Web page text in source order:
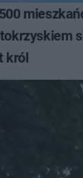
król